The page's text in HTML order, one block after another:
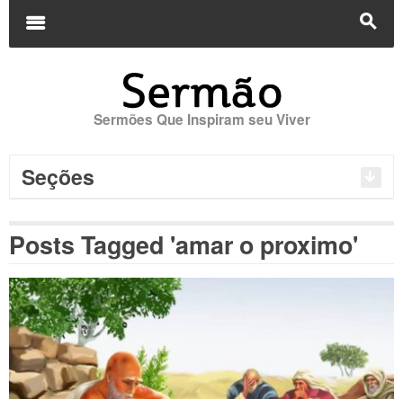
s
m
Sermões Que Inspiram seu Viver
Seções
Posts Tagged 'amar o proximo'